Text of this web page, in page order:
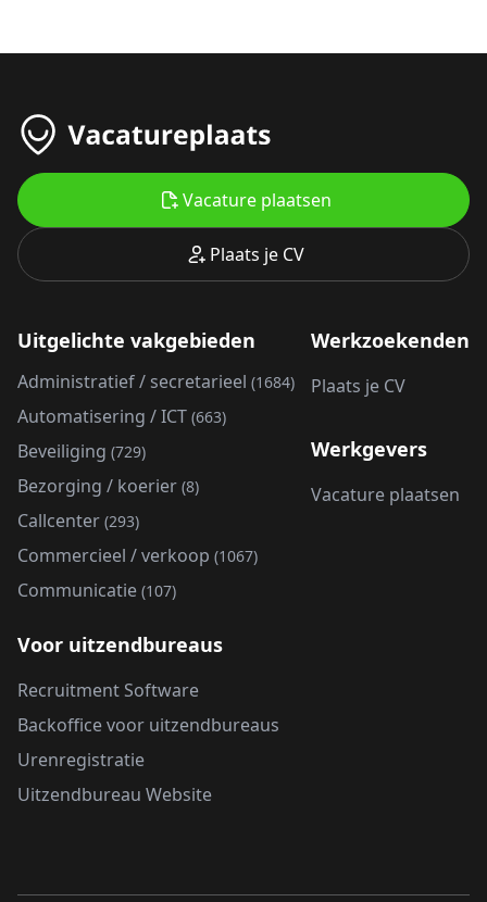
Plaats je CV
Vacature plaatsen
Uitgelichte vakgebieden
Administratief / secretarieel (1684)
Automatisering / ICT (663)
Beveiliging (729)
Bezorging / koerier (8)
Callcenter (293)
Commercieel / verkoop (1067)
Communicatie (107)
Werkzoekenden
Plaats je CV
Werkgevers
Vacature plaatsen
Voor uitzendbureaus
Recruitment Software
Backoffice voor uitzendbureaus
Urenregistratie
Uitzendbureau Website